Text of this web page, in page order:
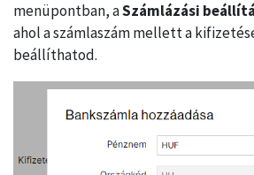
menüpontban, aSzámlázási
ahol a számlaszám mellett a
beállíthatod.